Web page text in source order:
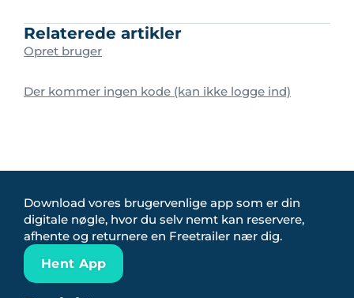
Relaterede artikler
Opret bruger
Der kommer ingen kode (kan ikke logge ind)
Download vores brugervenlige app som er din
digitale nøgle, hvor du selv nemt kan reservere,
afhente og returnere en Freetrailer nær dig.
Hent App